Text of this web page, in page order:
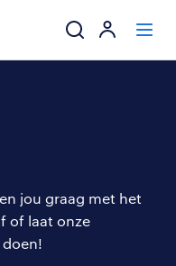
mijn carrière
over randstad
jou graag met het
of laat onze